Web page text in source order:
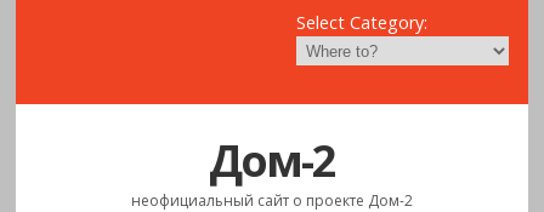
Select Category:
Дом-2
неофициальный сайт о проекте Дом-2